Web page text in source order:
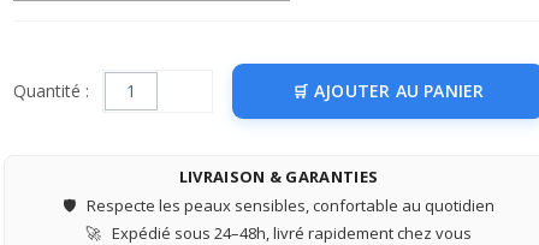
Quantité : AJOUTER AU PANIER
LIVRAISON & GARANTIES
🛡️ Respecte les peaux sensibles, confortable au quotidien
🚀 Expédié sous 24–48h, livré rapidement chez vous